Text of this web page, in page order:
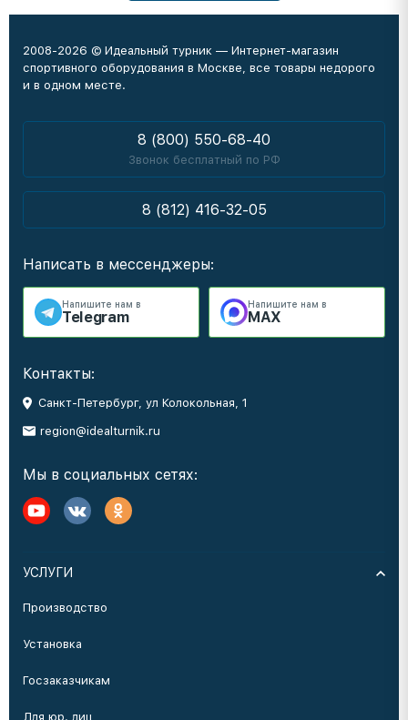
2008-2026 © Идеальный турник — Интернет-магазин
спортивного оборудования в Москве, все товары недорого
и в одном месте.
8 (800) 550-68-40
Звонок бесплатный по РФ
8 (812) 416-32-05
Написать в мессенджеры:
Напишите нам в
Telegram
Напишите нам в
MAX
Контакты:
Санкт-Петербург, ул Колокольная, 1
region@idealturnik.ru
Мы в социальных сетях:
УСЛУГИ
Производство
Установка
Госзаказчикам
Для юр. лиц